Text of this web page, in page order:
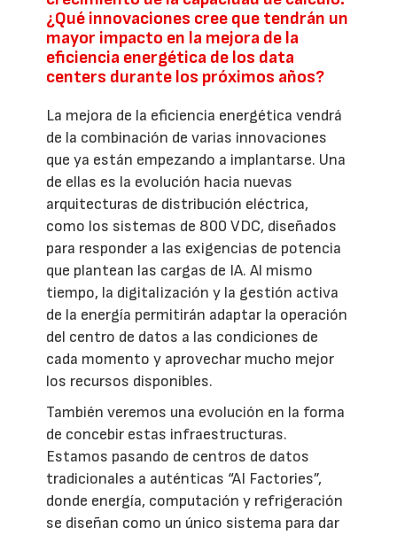
¿Qué innovaciones cree que tendrán un
mayor impacto en la mejora de la
eficiencia energética de los data
centers durante los próximos años?
La mejora de la eficiencia energética vendrá
de la combinación de varias innovaciones
que ya están empezando a implantarse. Una
de ellas es la evolución hacia nuevas
arquitecturas de distribución eléctrica,
como los sistemas de 800 VDC, diseñados
para responder a las exigencias de potencia
que plantean las cargas de IA. Al mismo
tiempo, la digitalización y la gestión activa
de la energía permitirán adaptar la operación
del centro de datos a las condiciones de
cada momento y aprovechar mucho mejor
los recursos disponibles.
También veremos una evolución en la forma
de concebir estas infraestructuras.
Estamos pasando de centros de datos
tradicionales a auténticas “AI Factories”,
donde energía, computación y refrigeración
se diseñan como un único sistema para dar